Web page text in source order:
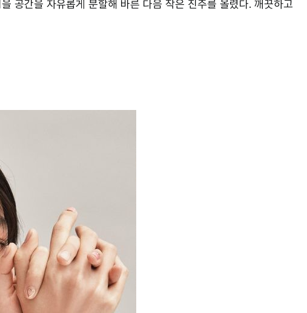
공간을 자유롭게 분할해 바른 다음 작은 진주를 올렸다. 깨끗하고